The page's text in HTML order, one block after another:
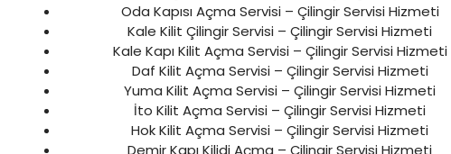
Oda Kapısı Açma Servisi – Çilingir Servisi Hizmeti
Kale Kilit Çilingir Servisi – Çilingir Servisi Hizmeti
Kale Kapı Kilit Açma Servisi – Çilingir Servisi Hizmeti
Daf Kilit Açma Servisi – Çilingir Servisi Hizmeti
Yuma Kilit Açma Servisi – Çilingir Servisi Hizmeti
İto Kilit Açma Servisi – Çilingir Servisi Hizmeti
Hok Kilit Açma Servisi – Çilingir Servisi Hizmeti